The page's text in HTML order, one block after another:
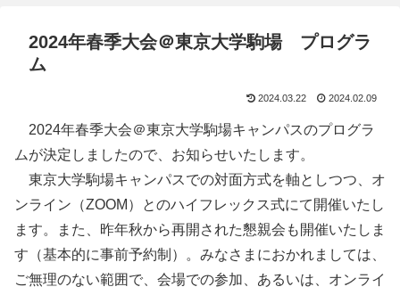
2024年春季大会＠東京大学駒場 プログラ
ム
2024.03.22 2024.02.09
2024年春季大会＠東京大学駒場キャンパスのプログラ
ムが決定しましたので、お知らせいたします。
東京大学駒場キャンパスでの対面方式を軸としつつ、オ
ンライン（ZOOM）とのハイフレックス式にて開催いたし
ます。また、昨年秋から再開された懇親会も開催いたしま
す（基本的に事前予約制）。みなさまにおかれましては、
ご無理のない範囲で、会場での参加、あるいは、オンライ